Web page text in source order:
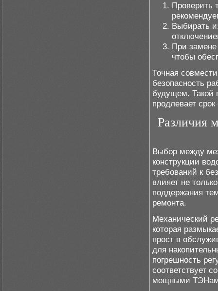
Проверить
Выбирать
При замене
чтобы
Точная
безопасность
будущем. Такой
продлевает
Различия
Выбор между
конструкции
требований к
влияет не
поддержания
ремонта.
Механический
которая
прост в
для
погрешность
соответствует
мощными